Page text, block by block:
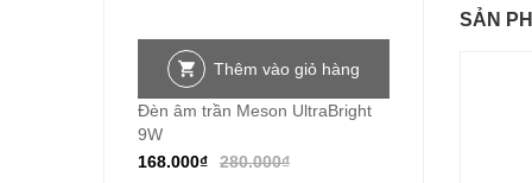
SẢN
Thêm vào giỏ hàng
Đèn âm trần Meson UltraBright
9W
280.000₫
168.000₫